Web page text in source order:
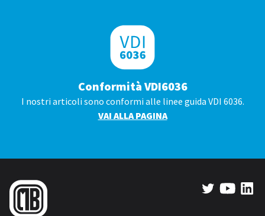
Conformità VDI6036
I nostri articoli sono conformi alle linee guida VDI 6036.
VAI ALLA PAGINA